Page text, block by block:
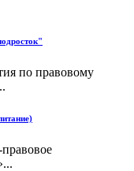
по правовому